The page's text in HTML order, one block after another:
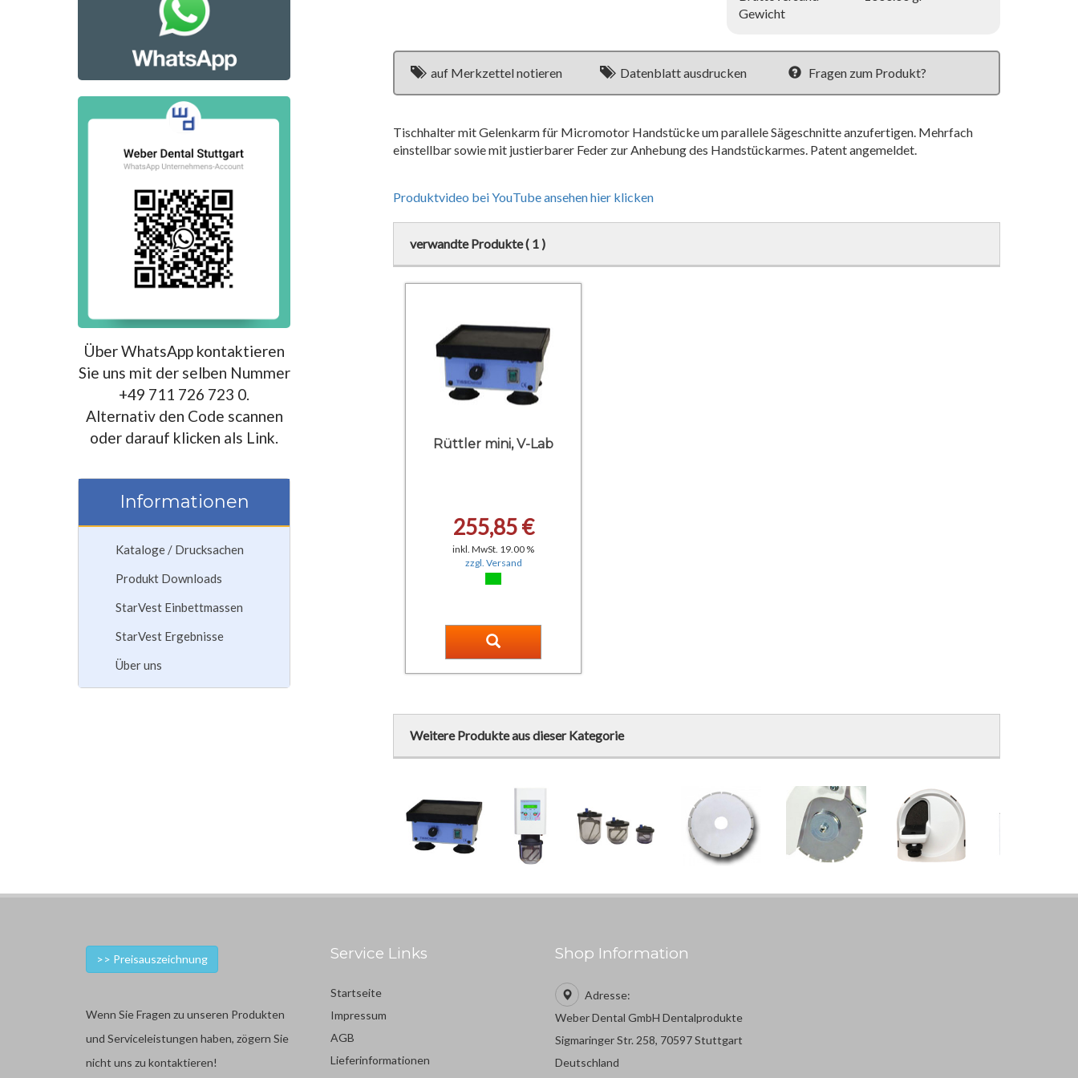
Über WhatsApp kontaktieren
Sie uns mit der selben Nummer
+49 711 726 723 0.
Alternativ den Code scannen
oder darauf klicken als Link.
Informationen
Kataloge / Drucksachen
Produkt Downloads
StarVest Einbettmassen
StarVest Ergebnisse
Über uns
Gewicht
auf Merkzettel notieren Datenblatt ausdrucken Fragen zum Produkt?
Tischhalter mit Gelenkarm für Micromotor Handstücke um parallele Sägeschnitte anzufertigen. Mehrfach
einstellbar sowie mit justierbarer Feder zur Anhebung des Handstückarmes. Patent angemeldet.
Produktvideo bei YouTube ansehen hier klicken
verwandte Produkte ( 1 )
Rüttler mini, V-Lab
255,85 €
inkl. MwSt. 19.00 %
zzgl. Versand
Weitere Produkte aus dieser Kategorie
>> Preisauszeichnung
Wenn Sie Fragen zu unseren Produkten
und Serviceleistungen haben, zögern Sie
nicht uns zu kontaktieren!
Service Links
Startseite
Impressum
AGB
Lieferinformationen
Shop Information
Adresse:
Weber Dental GmbH Dentalprodukte
Sigmaringer Str. 258, 70597 Stuttgart
Deutschland